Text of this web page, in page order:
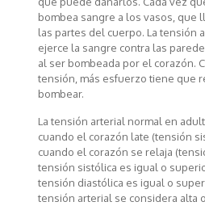
bombea sangre a los vasos, que
las partes del cuerpo. La tensión
ejerce la sangre contra las
al ser bombeada por el corazón.
tensión, más esfuerzo tiene que
bombear.
La tensión arterial normal en
cuando el corazón late (tensión
cuando el corazón se relaja
tensión sistólica es igual o
tensión diastólica es igual o
tensión arterial se considera alta